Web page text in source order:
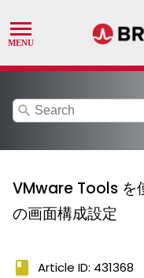
search
VMware Tools を
の画面構成設定
book Article ID: 431368